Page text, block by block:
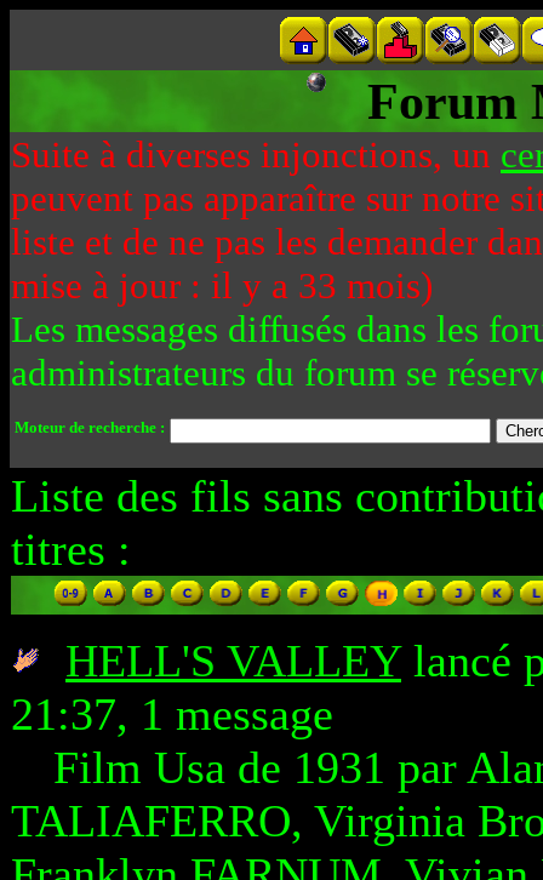
Forum
Suite à diverses injonctions, un
peuvent pas apparaître sur notre
liste et de ne pas les demander
mise à jour : il y a 33 mois)
Les messages diffusés dans les
administrateurs du forum se
Moteur de recherche :
Liste des fils sans
titres :
HELL'S VALLEYlancé
21:37, 1 message
Film Usa de 1931 par
TALIAFERRO, Virginia